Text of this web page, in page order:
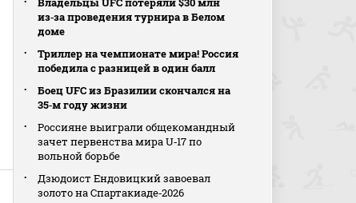
из‑за проведения турнира в Белом
доме
Триллер на чемпионате мира! Россия
победила с разницей в один балл
Боец UFC из Бразилии скончался на
35‑м году жизни
Россияне выиграли общекомандный
зачет первенства мира U‑17 по
вольной борьбе
Дзюдоист Ендовицкий завоевал
золото на Спартакиаде‑2026